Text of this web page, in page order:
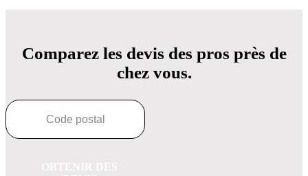
Comparez les devis des pros près de
chez vous.